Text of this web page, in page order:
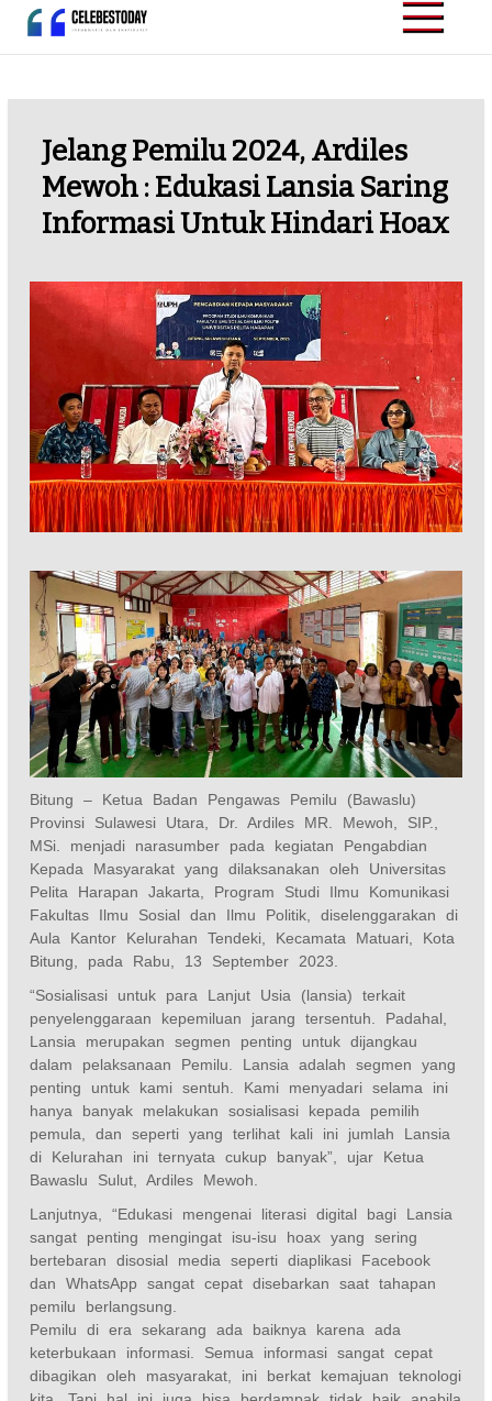
Skip
CELEBESTODAY.ID
Informatif dan
Jelang Pemilu 2024, Ardiles
Mewoh : Edukasi Lansia Saring
Informasi Untuk Hindari Hoax
Bitung – Ketua Badan Pengawas Pemilu (Bawaslu)
Provinsi Sulawesi Utara, Dr. Ardiles MR. Mewoh, SIP.,
MSi. menjadi narasumber pada kegiatan Pengabdian
Kepada Masyarakat yang dilaksanakan oleh Universitas
Pelita Harapan Jakarta, Program Studi Ilmu Komunikasi
Fakultas Ilmu Sosial dan Ilmu Politik, diselenggarakan di
Aula Kantor Kelurahan Tendeki, Kecamata Matuari, Kota
Bitung, pada Rabu, 13 September 2023.
“Sosialisasi untuk para Lanjut Usia (lansia) terkait
penyelenggaraan kepemiluan jarang tersentuh. Padahal,
Lansia merupakan segmen penting untuk dijangkau
dalam pelaksanaan Pemilu. Lansia adalah segmen yang
penting untuk kami sentuh. Kami menyadari selama ini
hanya banyak melakukan sosialisasi kepada pemilih
pemula, dan seperti yang terlihat kali ini jumlah Lansia
di Kelurahan ini ternyata cukup banyak”, ujar Ketua
Bawaslu Sulut, Ardiles Mewoh.
Lanjutnya, “Edukasi mengenai literasi digital bagi Lansia
sangat penting mengingat isu-isu hoax yang sering
bertebaran disosial media seperti diaplikasi Facebook
dan WhatsApp sangat cepat disebarkan saat tahapan
pemilu berlangsung.
Pemilu di era sekarang ada baiknya karena ada
keterbukaan informasi. Semua informasi sangat cepat
dibagikan oleh masyarakat, ini berkat kemajuan teknologi